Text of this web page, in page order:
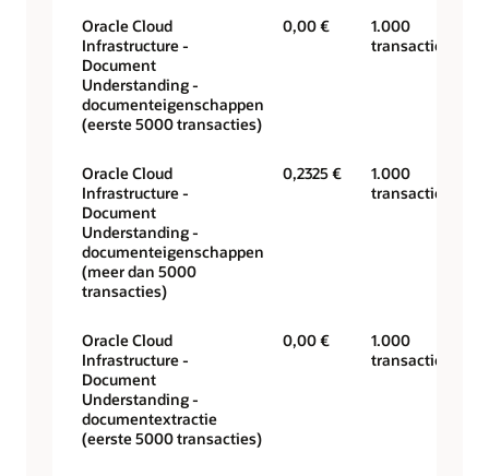
Oracle Cloud
Infrastructure -
Document
Understanding -
documenteigenschappen
(eerste 5000 transacties)
0,00 €
1.000
transacties
Oracle Cloud
Infrastructure -
Document
Understanding -
documenteigenschappen
(meer dan 5000
transacties)
0,2325 €
1.000
transacties
Oracle Cloud
Infrastructure -
Document
Understanding -
documentextractie
(eerste 5000 transacties)
0,00 €
1.000
transacties